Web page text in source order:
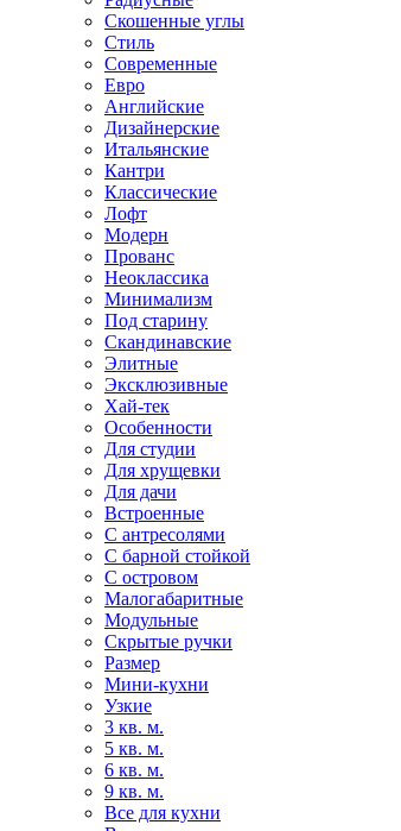
Скошенные углы
Стиль
Современные
Евро
Английские
Дизайнерские
Итальянские
Кантри
Классические
Лофт
Модерн
Прованс
Неоклассика
Минимализм
Под старину
Скандинавские
Элитные
Эксклюзивные
Хай-тек
Особенности
Для студии
Для хрущевки
Для дачи
Встроенные
С антресолями
С барной стойкой
С островом
Малогабаритные
Модульные
Скрытые ручки
Размер
Мини-кухни
Узкие
3 кв. м.
5 кв. м.
6 кв. м.
9 кв. м.
Все для кухни